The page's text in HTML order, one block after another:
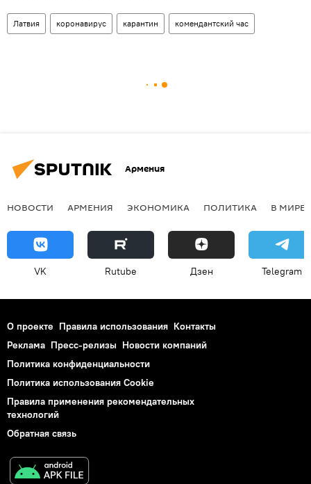
Латвия коронавирус карантин комендантский час
Армения
НОВОСТИ АРМЕНИЯ ЭКОНОМИКА ПОЛИТИКА В МИРЕ
VK Rutube Дзен Telegram
О проекте Правила использования Контакты
Реклама Пресс-релизы Новости компаний
Политика конфиденциальности
Политика использования Cookie
Правила применения рекомендательных
технологий
Обратная связь